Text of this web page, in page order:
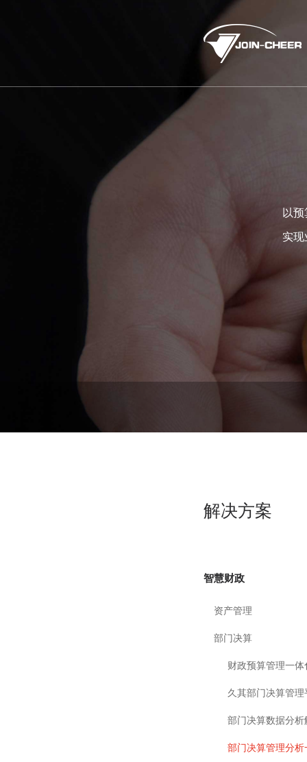
以
实
解决方案
智慧财政
资产管理
部门决算
部门决算数据分析